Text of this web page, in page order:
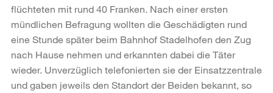
flüchteten mit rund 40 Franken. Nach einer ersten
mündlichen Befragung wollten die Geschädigten rund
eine Stunde später beim Bahnhof Stadelhofen den Zug
nach Hause nehmen und erkannten dabei die Täter
wieder. Unverzüglich telefonierten sie der Einsatzzentrale
und gaben jeweils den Standort der Beiden bekannt, so